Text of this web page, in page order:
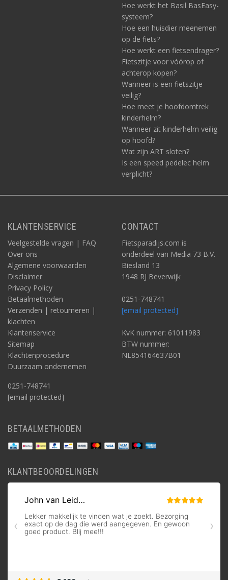
Hoe werkt het Basil BasEasy-
systeem?
Hoe een huisdier meenemen
op de fiets?
Hoe werkt een fietsendrager?
Fietszitje voor vóórop of
achterop kopen?
Wanneer is een fietszitje
veilig?
Hoe meet je hoofdomtrek
kinderhelm?
Wanneer zit kinderhelm veilig
op hoofd?
Wat zijn ART sloten?
Is een speed pedelec helm
verplicht?
KLANTENSERVICE
Veelgestelde vragen | FAQ
Over ons
Algemene voorwaarden
Disclaimer
Privacy Policy
Betaalmethoden
Verzenden | retourneren |
klachten
Klantenservice
Sitemap
Klachtenprocedure
Duurzaam ondernemen
0251-748741
[email protected]
CONTACT
Fietsparadijs.com is
onderdeel van Media 73 B.V.
Biesland 13
1948 RJ Beverwijk
0251-748741
[email protected]
KvK nummer: 61011983
BTW nummer:
NL854164637B01
BETAALMETHODEN
KLANTBEOORDELINGEN